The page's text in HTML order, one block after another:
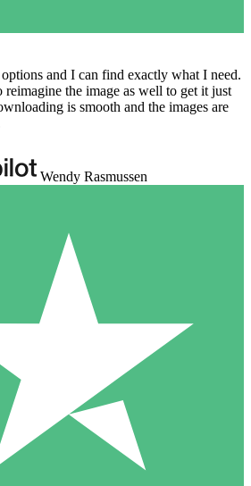
and I can find exactly what I need.
reimagine the image as well to get it just
is smooth and the images are
Wendy Rasmussen